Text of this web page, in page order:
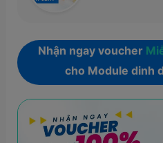
Nhận ngay voucher
cho Module dinh